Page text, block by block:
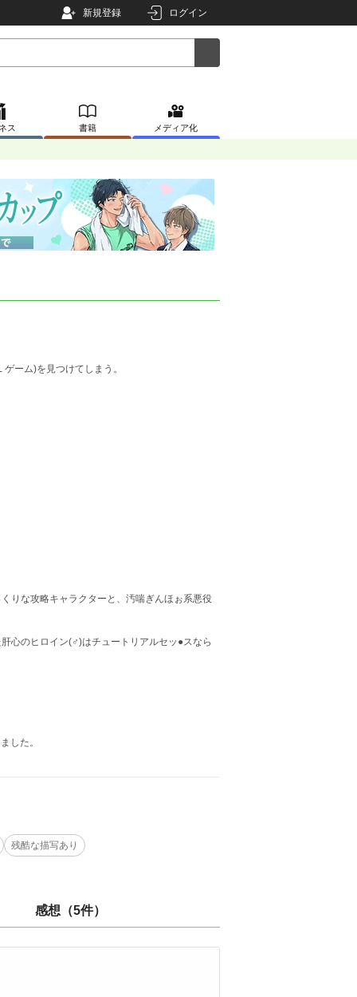
新規登録 ログイン
ス 書籍 メディア化
ーム)を見つけてしまう。
りな攻略キャラクターと、汚喘ぎんほぉ系悪役
心のヒロイン(♂)はチュートリアルセッ●スなら
した。
残酷な描写あり
感想（5件）